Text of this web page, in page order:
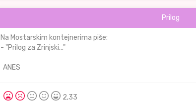
Prilog
Na Mostarskim kontejnerima piše:
- "Prilog za Zrinjski..."
ANES
2,33